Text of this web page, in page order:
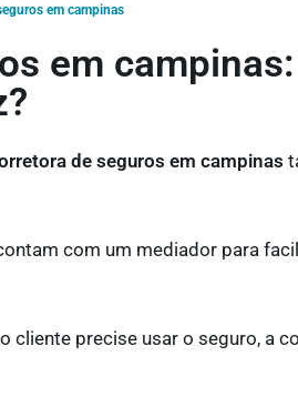
em campinas
em campinas:
de seguros em campinas
com um mediador para
cliente precise usar o seguro, a